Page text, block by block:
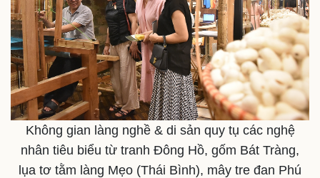
Không gian làng nghề & di sản quy tụ các nghệ
nhân tiêu biểu từ tranh Đông Hồ, gốm Bát Tràng,
lụa tơ tằm làng Mẹo (Thái Bình), mây tre đan Phú